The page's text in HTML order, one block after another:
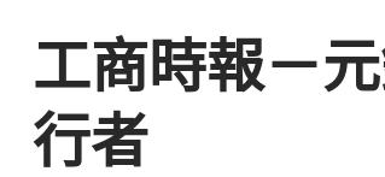
工商時報－
行者